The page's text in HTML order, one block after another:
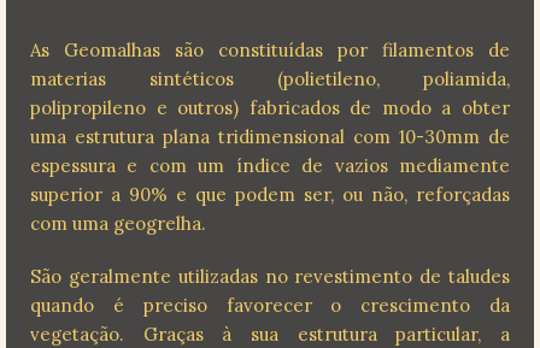
As Geomalhas são constituídas por filamentos de
materias sintéticos (polietileno, poliamida,
polipropileno e outros) fabricados de modo a obter
uma estrutura plana tridimensional com 10-30mm de
espessura e com um índice de vazios mediamente
superior a 90% e que podem ser, ou não, reforçadas
com uma geogrelha.
São geralmente utilizadas no revestimento de taludes
quando é preciso favorecer o crescimento da
vegetação. Graças à sua estrutura particular, a